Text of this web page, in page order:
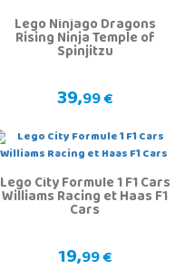
Lego Ninjago Dragons
Rising Ninja Temple of
Spinjitzu
39,99 €
Lego City Formule 1 F1 Cars
Williams Racing et Haas F1
Cars
19,99 €